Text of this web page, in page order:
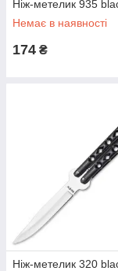
Ніж-метелик 935
Немає в наявності
174 ₴
Ніж-метелик 320